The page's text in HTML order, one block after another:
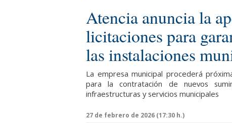
Atencia anuncia la
licitaciones para
las instalaciones
La empresa municipal procederá
para la contratación de nuevos
infraestructuras y servicios municipales
27 de febrero de 2026 (17:30 h.)